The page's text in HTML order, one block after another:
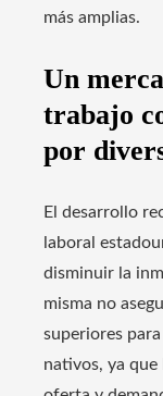
más amplias.
Un
trabajo
por
El desarrollo
laboral
disminuir la
misma no
superiores
nativos, ya